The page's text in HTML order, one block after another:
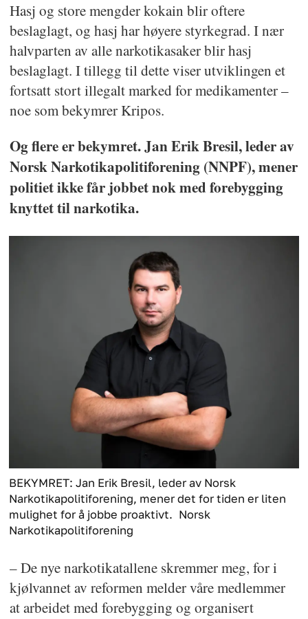
Hasj og store mengder kokain blir oftere
beslaglagt, og hasj har høyere styrkegrad. I nær
halvparten av alle narkotikasaker blir hasj
beslaglagt. I tillegg til dette viser utviklingen et
fortsatt stort illegalt marked for medikamenter –
noe som bekymrer Kripos.
Og flere er bekymret. Jan Erik Bresil, leder av
Norsk Narkotikapolitiforening (NNPF), mener
politiet ikke får jobbet nok med forebygging
knyttet til narkotika.
BEKYMRET: Jan Erik Bresil, leder av Norsk
Narkotikapolitiforening, mener det for tiden er liten
mulighet for å jobbe proaktivt. Norsk
Narkotikapolitiforening
– De nye narkotikatallene skremmer meg, for i
kjølvannet av reformen melder våre medlemmer
at arbeidet med forebygging og organisert